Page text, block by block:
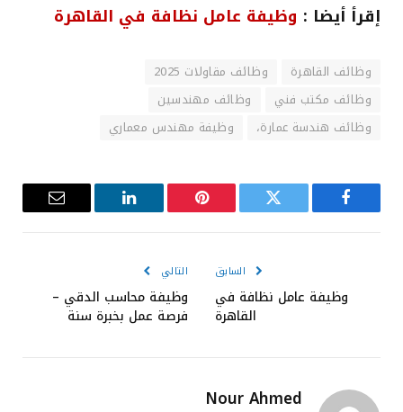
إقرأ أيضا : وظيفة عامل نظافة في القاهرة
وظائف القاهرة
وظائف مقاولات 2025
وظائف مكتب فني
وظائف مهندسين
وظائف هندسة عمارة،
وظيفة مهندس معماري
فيسبوك تويتر بينتيريست لينكدإن
البريد
السابق
وظيفة عامل نظافة في
القاهرة
التالي
وظيفة محاسب الدقي –
فرصة عمل بخبرة سنة
Nour Ahmed